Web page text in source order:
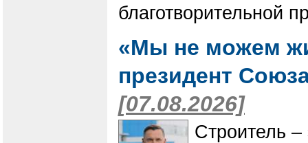
благотворительной
«Мы не можем
президент
[07.08.2026]
Строитель –